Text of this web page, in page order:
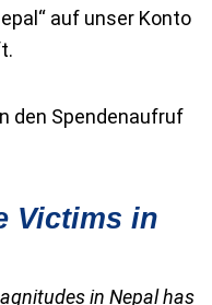
auf unser Konto
den Spendenaufruf
Victims in
in Nepal has